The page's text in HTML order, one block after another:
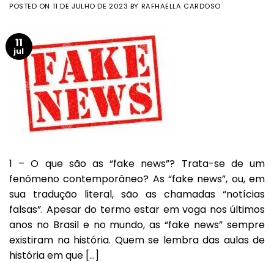
POSTED ON 11 DE JULHO DE 2023 BY RAFHAELLA CARDOSO
11
jul
1 – O que são as “fake news”? Trata-se de um
fenômeno contemporâneo? As “fake news”, ou, em
sua tradução literal, são as chamadas “notícias
falsas”. Apesar do termo estar em voga nos últimos
anos no Brasil e no mundo, as “fake news” sempre
existiram na história. Quem se lembra das aulas de
história em que […]